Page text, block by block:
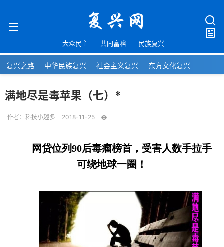
大众民主 共同富裕 民族复兴
复兴之路 中华民族复兴 社会主义复兴 东方文化复兴
满地尽是毒苹果（七）*
作者： 科技小趣多 2018-11-25
网贷位列90后毒瘤榜首，受害人数手拉手
可绕地球一圈！